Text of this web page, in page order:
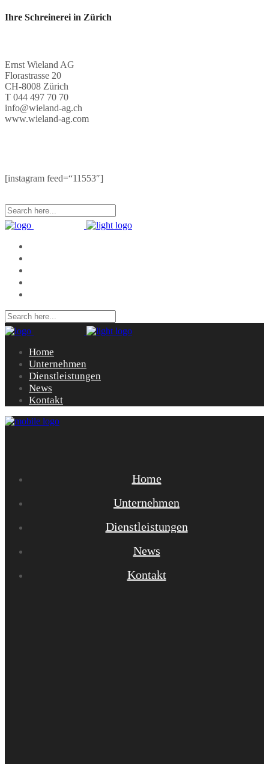
Ihre Schreinerei in Zürich
Ernst Wieland AG
Florastrasse 20
CH-8008 Zürich
T 044 497 70 70
info@wieland-ag.ch
www.wieland-ag.com
[instagram feed=“11553″]
Home
Unternehmen
Dienstleistungen
News
Kontakt
Home
Unternehmen
Dienstleistungen
News
Kontakt